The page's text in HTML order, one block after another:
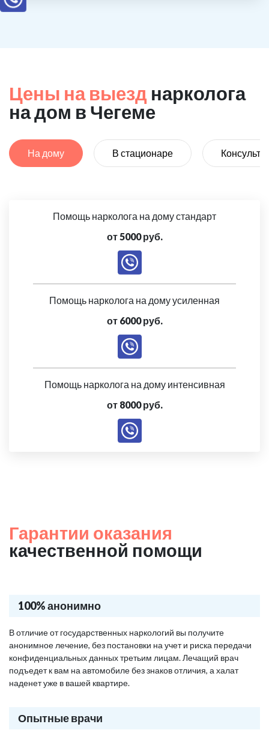
Цены на выезд нарколога
на дом в Чегеме
На дому В стационаре
Помощь нарколога на дому стандарт
от 5000 руб.
Помощь нарколога на дому усиленная
от 6000 руб.
Помощь нарколога на дому интенсивная
от 8000 руб.
Гарантии оказания
качественной помощи
100% анонимно
В отличие от государственных наркологий вы получите
анонимное лечение, без постановки на учет и риска передачи
конфиденциальных данных третьим лицам. Лечащий врач
подъедет к вам на автомобиле без знаков отличия, а халат
наденет уже в вашей квартире.
Опытные врачи